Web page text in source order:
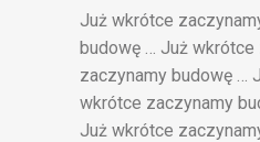
Już wkrótce
budowę … Już
zaczynamy budowę …
wkrótce zaczynamy
Już wkrótce